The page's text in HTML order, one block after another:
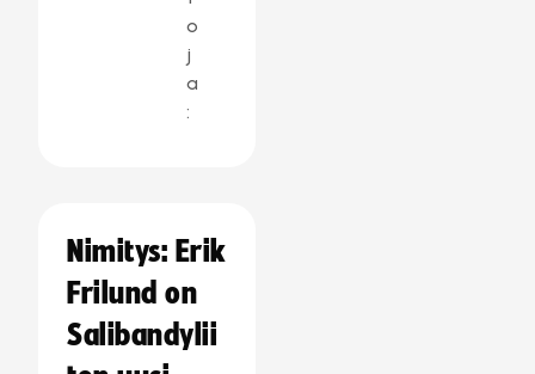
o
j
a
:
Nimitys: Erik
Frilund on
Salibandylii